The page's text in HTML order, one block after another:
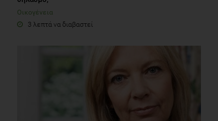
Οικογένεια
3 λεπτά να διαβαστεί